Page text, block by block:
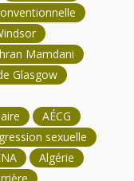
Mamdani
Glasgow
AÉCG
sexuelle
Algérie